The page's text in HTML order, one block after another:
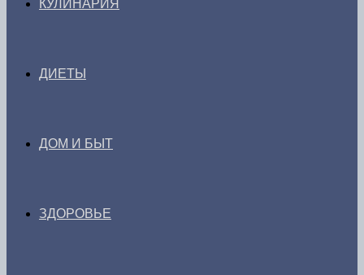
КУЛИНАРИЯ
ДИЕТЫ
ДОМ И БЫТ
ЗДОРОВЬЕ